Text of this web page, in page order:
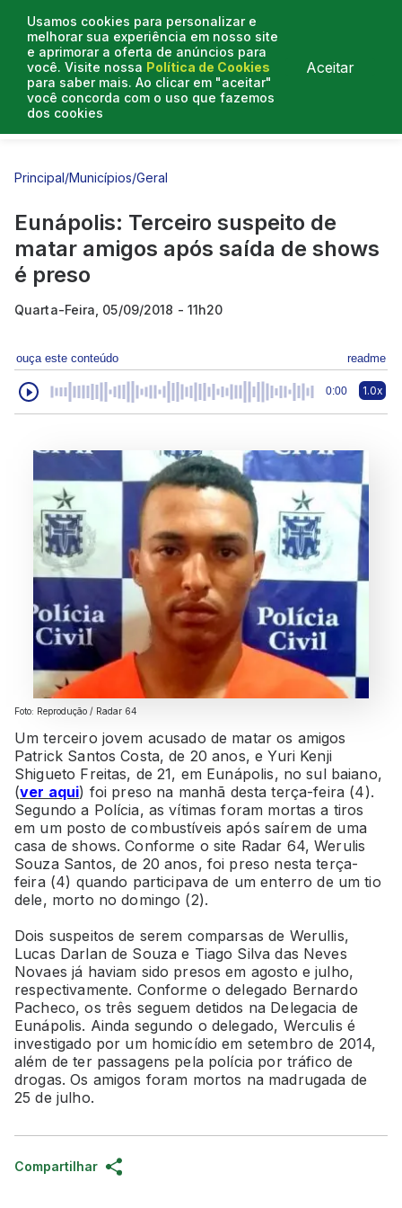
Usamos cookies para personalizar e
melhorar sua experiência em nosso site
e aprimorar a oferta de anúncios para
você. Visite nossa Política de Cookies
para saber mais. Ao clicar em "aceitar"
você concorda com o uso que fazemos
dos cookies
Aceitar
Entrevistas
Principal/Municípios/Geral
Eunápolis: Terceiro suspeito de
matar amigos após saída de shows
é preso
Quarta-Feira, 05/09/2018 - 11h20
ouça este conteúdo readme
0:00 1.0x
Foto: Reprodução / Radar 64
Um terceiro jovem acusado de matar os amigos
Patrick Santos Costa, de 20 anos, e Yuri Kenji
Shigueto Freitas, de 21, em Eunápolis, no sul baiano,
(ver aqui) foi preso na manhã desta terça-feira (4).
Segundo a Polícia, as vítimas foram mortas a tiros
em um posto de combustíveis após saírem de uma
casa de shows. Conforme o site Radar 64, Werulis
Souza Santos, de 20 anos, foi preso nesta terça-
feira (4) quando participava de um enterro de um tio
dele, morto no domingo (2).
Dois suspeitos de serem comparsas de Werullis,
Lucas Darlan de Souza e Tiago Silva das Neves
Novaes já haviam sido presos em agosto e julho,
respectivamente. Conforme o delegado Bernardo
Pacheco, os três seguem detidos na Delegacia de
Eunápolis. Ainda segundo o delegado, Werculis é
investigado por um homicídio em setembro de 2014,
além de ter passagens pela polícia por tráfico de
drogas. Os amigos foram mortos na madrugada de
25 de julho.
Compartilhar